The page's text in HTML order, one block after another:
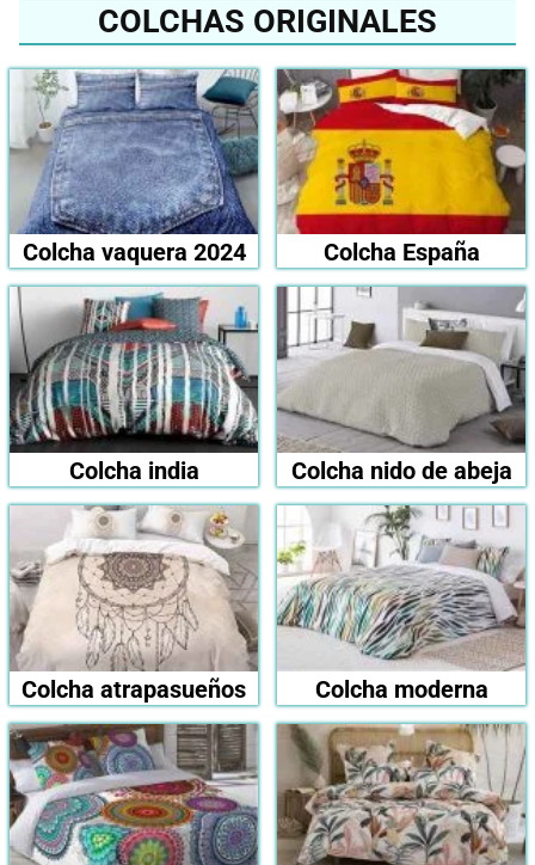
COLCHAS ORIGINALES
Colcha vaquera 2024 Colcha España
Colcha india Colcha nido de abeja
Colcha atrapasueños Colcha moderna